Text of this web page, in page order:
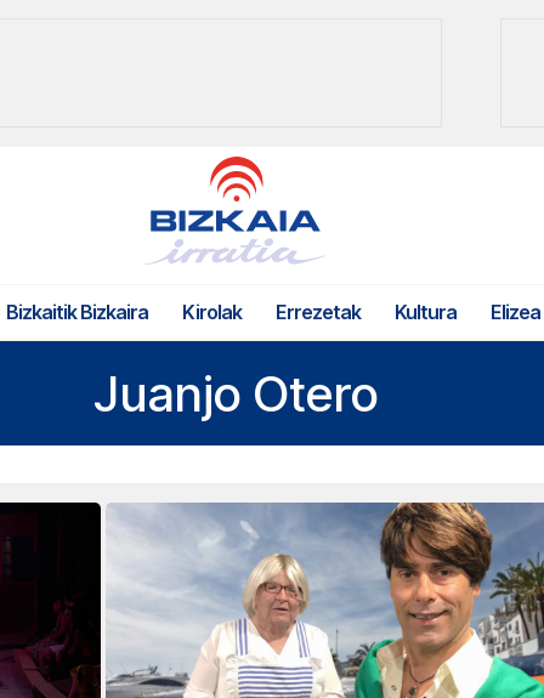
Bizkaitik Bizkaira Kirolak Errezetak Kultura Elizea
Juanjo Otero